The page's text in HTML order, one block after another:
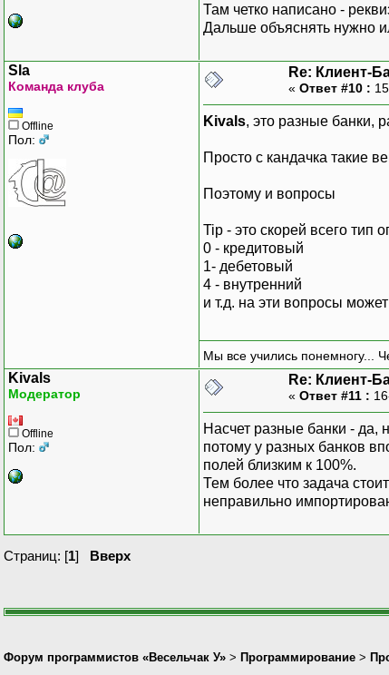
Там четко написано -
Дальше объяснять нужно
Sla
Команда клуба
Offline
Пол:
Re: Клиент-
« Ответ #10 :
Kivals, это разные банки,
Просто с кандачка такие
Поэтому и вопросы
Tip - это скорей всего тип
0 - кредитовый
1- дебетовый
4 - внутренний
и т.д. на эти вопросы
Мы все учились понемногу...
Kivals
Модератор
Offline
Пол:
Re: Клиент-
« Ответ #11 :
Насчет разные банки - да,
потому у разных банков
полей близким к 100%.
Тем более что задача
неправильно
Страниц: [1] Вверх
Форум программистов «Весельчак У» > Программирование >